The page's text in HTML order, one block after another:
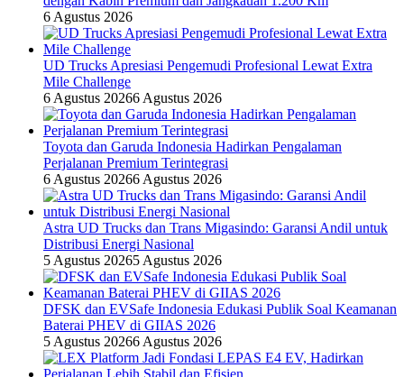
6 Agustus 2026
UD Trucks Apresiasi Pengemudi Profesional Lewat Extra
Mile Challenge
6 Agustus 20266 Agustus 2026
Toyota dan Garuda Indonesia Hadirkan Pengalaman
Perjalanan Premium Terintegrasi
6 Agustus 20266 Agustus 2026
Astra UD Trucks dan Trans Migasindo: Garansi Andil untuk
Distribusi Energi Nasional
5 Agustus 20265 Agustus 2026
DFSK dan EVSafe Indonesia Edukasi Publik Soal Keamanan
Baterai PHEV di GIIAS 2026
5 Agustus 20266 Agustus 2026